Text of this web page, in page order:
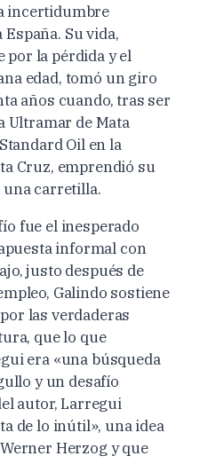
incertidumbre
Su vida,
por la pérdida y el
edad, tomó un giro
años cuando, tras ser
Ultramar de Mata
Oil en la
Cruz, emprendió su
una carretilla.
fue el inesperado
informal con
justo después de
Galindo sostiene
las verdaderas
que lo que
era «una búsqueda
y un desafío
autor, Larregui
de lo inútil», una idea
Herzog y que